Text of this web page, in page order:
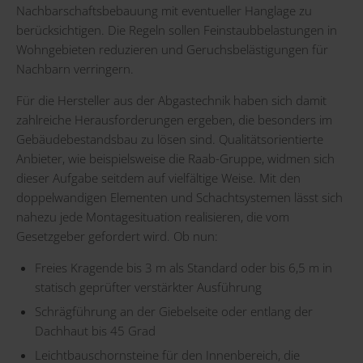
Nachbarschaftsbebauung mit eventueller Hanglage zu
berücksichtigen. Die Regeln sollen Feinstaubbelastungen in
Wohngebieten reduzieren und Geruchsbelästigungen für
Nachbarn verringern.
Für die Hersteller aus der Abgastechnik haben sich damit
zahlreiche Herausforderungen ergeben, die besonders im
Gebäudebestandsbau zu lösen sind. Qualitätsorientierte
Anbieter, wie beispielsweise die Raab-Gruppe, widmen sich
dieser Aufgabe seitdem auf vielfältige Weise. Mit den
doppelwandigen Elementen und Schachtsystemen lässt sich
nahezu jede Montagesituation realisieren, die vom
Gesetzgeber gefordert wird. Ob nun:
Freies Kragende bis 3 m als Standard oder bis 6,5 m in
statisch geprüfter verstärkter Ausführung
Schrägführung an der Giebelseite oder entlang der
Dachhaut bis 45 Grad
Leichtbauschornsteine für den Innenbereich, die